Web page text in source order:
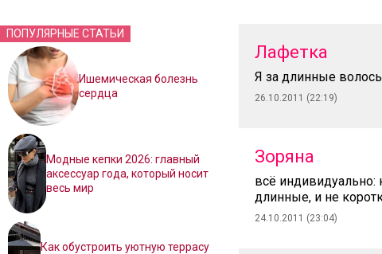
ПОПУЛЯРНЫЕ СТАТЬИ
Ишемическая болезнь
сердца
Модные кепки 2026: главный
аксессуар года, который носит
весь мир
Как обустроить уютную террасу
Лафетка
Я за длинные
26.10.2011 (22:19)
Зоряна
всё
длинные, и не
24.10.2011 (23:04)